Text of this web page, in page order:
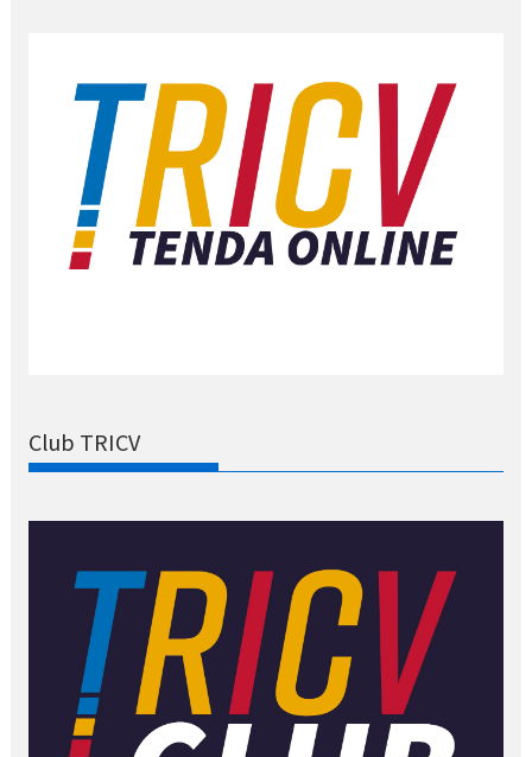
Club TRICV